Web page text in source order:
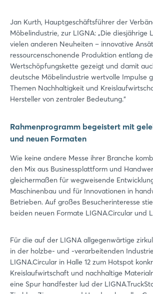
Jan Kurth, Hauptgeschäftsführer der
Möbelindustrie, zur LIGNA: „Die diesjährige
vielen anderen Neuheiten – innovative
ressourcenschonende Produktion entlang
Wertschöpfungskette gezeigt und damit
deutsche Möbelindustrie wertvolle Impulse
Themen Nachhaltigkeit und
Hersteller von zentraler Bedeutung.“
Rahmenprogramm begeistert mit
und neuen Formaten
Wie keine andere Messe ihrer Branche
den Mix aus Businessplattform und
gleichermaßen für wegweisende
Maschinenbau und für Innovationen in
Betrieben. Auf großes Besucherinteresse
beiden neuen Formate LIGNA.Circular und
Für die auf der LIGNA allgegenwärtige
in der holzbe- und -verarbeitenden
LIGNA.Circular in Halle 12 zum Hotspot
Kreislaufwirtschaft und nachhaltige
eine Spur handfester lud der
Login
Einloggen
Passwort vergessen?